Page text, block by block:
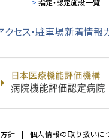
指定・認定施設一覧
クセス・駐車場新着情報
針 個人情報の取り扱いに